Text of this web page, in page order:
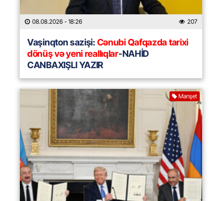
08.08.2026 - 18:26 207
Vaşinqton sazişi:Cənubi Qafqazda tarixi
dönüş və yeni reallıqlar-NAHİD
CANBAXIŞLI YAZIR
Manşet